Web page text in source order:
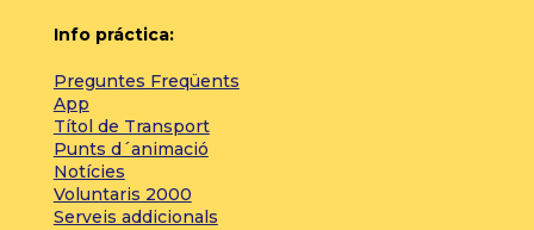
Info práctica:
Preguntes Freqüents
App
Títol de Transport
Punts d´animació
Notícies
Voluntaris 2000
Serveis addicionals